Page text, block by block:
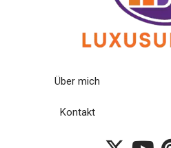
Über mich
Kontakt